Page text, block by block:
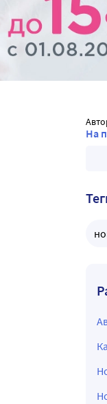
На